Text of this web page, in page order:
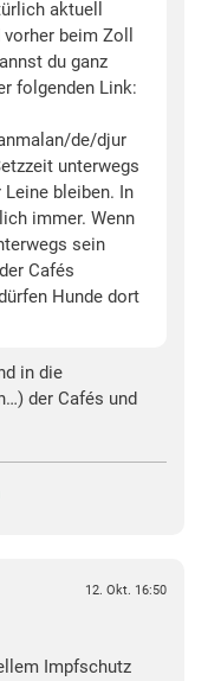
aktuell
beim Zoll
du ganz
folgenden Link:
de/djur
unterwegs
bleiben. In
immer. Wenn
sein
Cafés
Hunde dort
in die
der Cafés und
12. Okt. 16:50
Impfschutz